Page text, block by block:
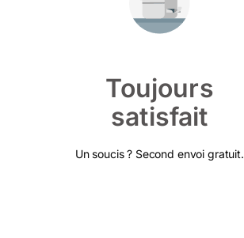
Toujours
satisfait
Un soucis ? Second envoi gratuit.